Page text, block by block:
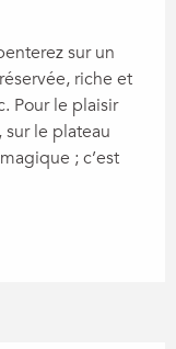
sur un
riche et
Pour le plaisir
le plateau
; c’est